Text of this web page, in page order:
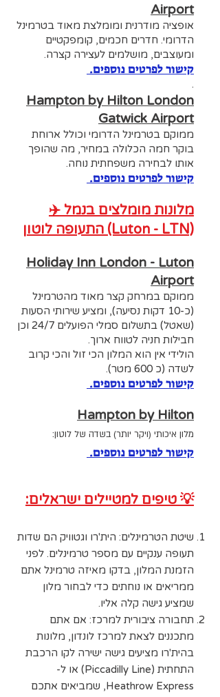
Airport
אופציה מודרנית ומומלצת מאוד בטרמינל
הדרומי. חדרים חכמים, קומפקטיים
ומעוצבים, מושלמים לעצירה קצרה.
קישור לפרטים נוספים.
.
Hampton by Hilton London
Gatwick Airport
ממוקם בטרמינל הדרומי וכולל ארוחת
בוקר חמה הכלולה במחיר, מה שהופך
אותו לבחירה משפחתית נוחה.
קישור לפרטים נוספים.
✈️ מלונות מומלצים בנמל
התעופה לוטון (Luton - LTN)
Holiday Inn London - Luton
Airport
ממוקם במרחק קצר מאוד מהטרמינל
(כ-10 דקות נסיעה), ומציע שירותי הסעות
(שאטל) בתשלום סמלי הפועלים 24/7 וכן
חבילות חניה לטווח ארוך.
הולידי אין הוא המלון הכי זול והכי קרוב
לשדה (כ 600 מטר).
קישור לפרטים נוספים.
Hampton by Hilton
מלון איכותי (ויקר יותר) בשדה של לוטון:
קישור לפרטים נוספים.
💡 טיפים למטיילים ישראלים:
שיטת הטרמינלים: הית'רו וגטוויק הם שדות
תעופה ענקיים עם מספר טרמינלים. לפני
הזמנת המלון, בדקו מאיזה טרמינל אתם
ממריאים או נוחתים כדי לבחור מלון
שמציע גישה קלה אליו.
תחבורה ציבורית למרכז: אם אתם
מתכננים לצאת למרכז לונדון, מלונות
בהית'רו מציעים גישה ישירה לקו הרכבת
התחתית (Piccadilly Line) או ל-
Heathrow Express, שמביאים אתכם